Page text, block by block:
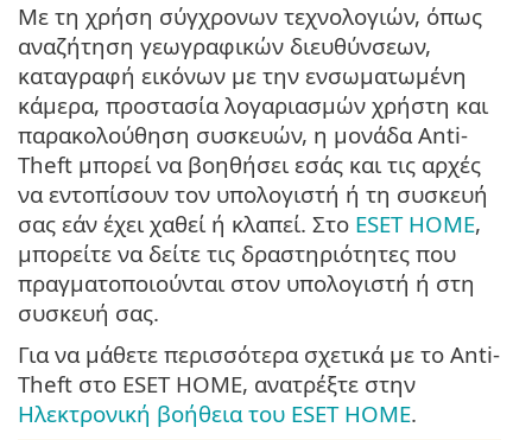
Με τη χρήση σύγχρονων τεχνολογιών, όπως
αναζήτηση γεωγραφικών διευθύνσεων,
καταγραφή εικόνων με την ενσωματωμένη
κάμερα, προστασία λογαριασμών χρήστη και
παρακολούθηση συσκευών, η μονάδα Anti-
Theft μπορεί να βοηθήσει εσάς και τις αρχές
να εντοπίσουν τον υπολογιστή ή τη συσκευή
σας εάν έχει χαθεί ή κλαπεί. Στο ESET HOME,
μπορείτε να δείτε τις δραστηριότητες που
πραγματοποιούνται στον υπολογιστή ή στη
συσκευή σας.
Για να μάθετε περισσότερα σχετικά με το Anti-
Theft στο ESET HOME, ανατρέξτε στην
Ηλεκτρονική βοήθεια του ESET HOME.